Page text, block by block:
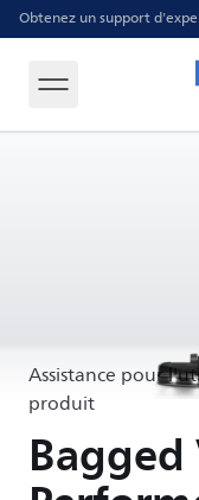
Obtenez un support
Assistance pour
produit